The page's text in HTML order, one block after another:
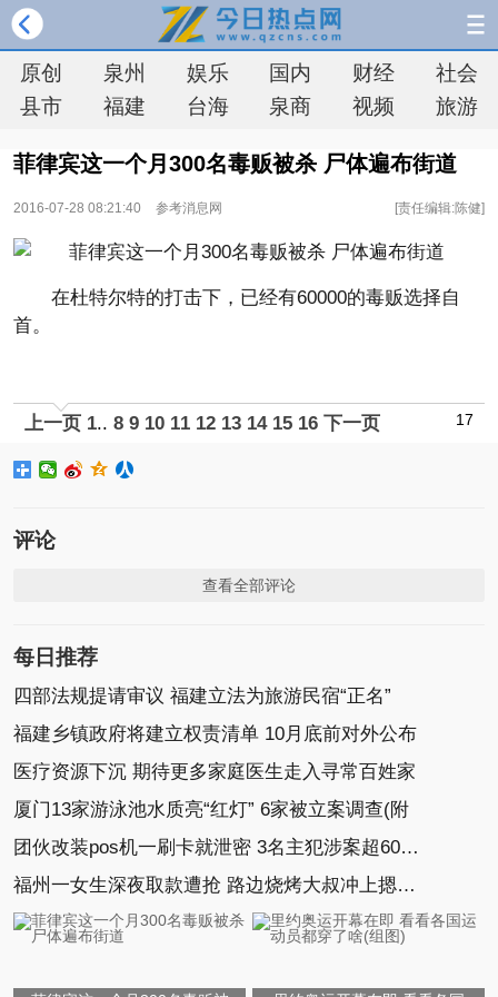
原创 泉州 娱乐 国内 财经
社会
县市
福建 台海 泉商 视频 旅游
菲律宾这一个月300名毒贩被杀 尸体遍布街道
2016-07-28 08:21:40 参考消息网 [责任编辑:陈健]
在杜特尔特的打击下，已经有60000的毒贩选择自
首。
上一页 1.. 8 9 10 11 12 13 14 15 16 17
下一页
评论
查看全部评论
每日推荐
四部法规提请审议 福建立法为旅游民宿“正名”
福建乡镇政府将建立权责清单 10月底前对外公布
医疗资源下沉 期待更多家庭医生走入寻常百姓家
厦门13家游泳池水质亮“红灯” 6家被立案调查(附
团伙改装pos机一刷卡就泄密 3名主犯涉案超60万(图)
福州一女生深夜取款遭抢 路边烧烤大叔冲上摁倒劫匪